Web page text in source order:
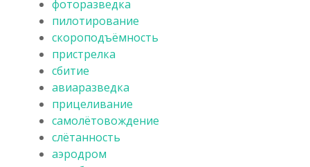
фоторазведка
пилотирование
скороподъёмность
пристрелка
сбитие
авиаразведка
прицеливание
самолётовождение
слётанность
аэродром